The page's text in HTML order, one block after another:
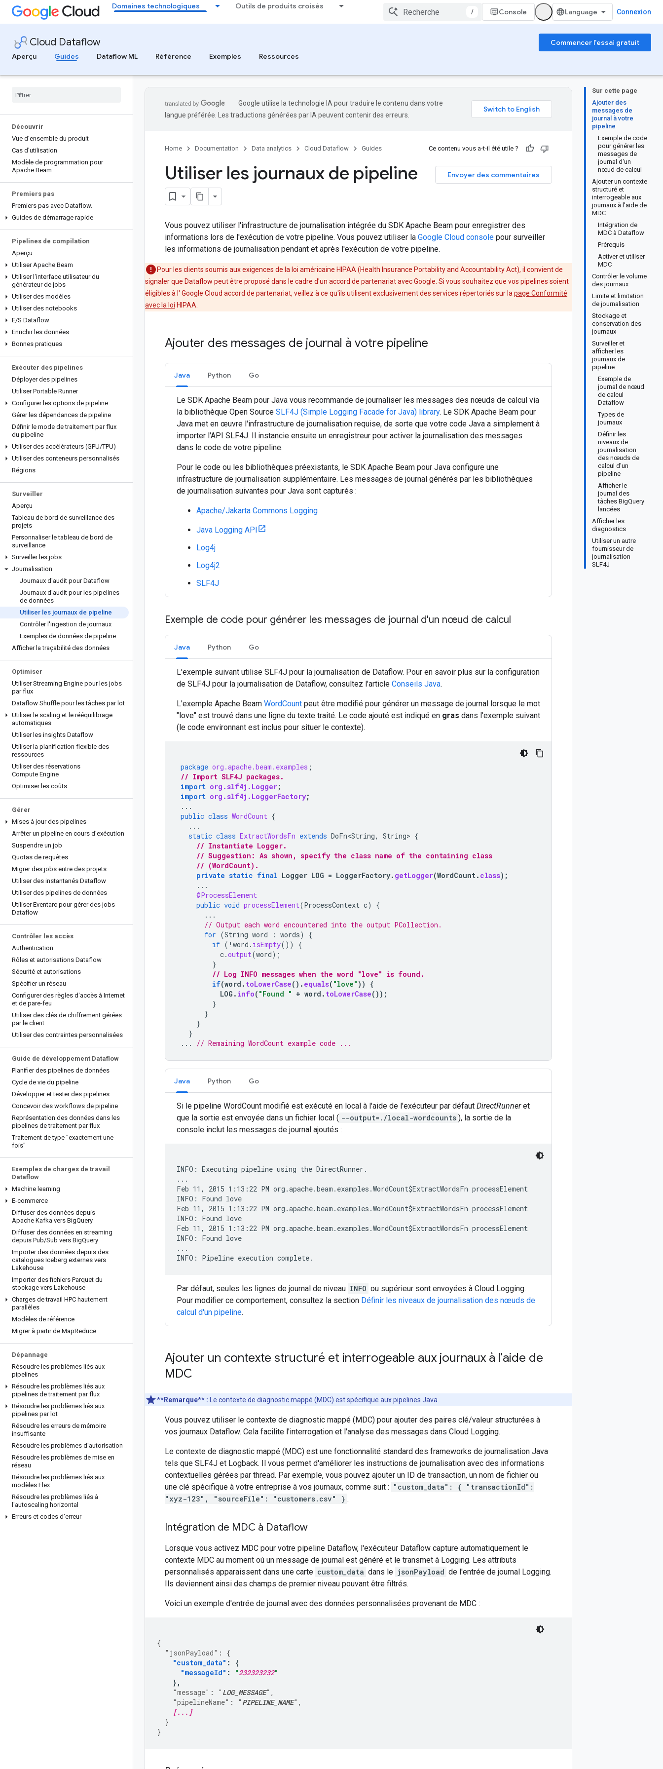
Domaines technologiques Outils de produits croisés
/ Console Connexion
Cloud Dataflow
Commencer l'essai gratuit
Aperçu
Guides Dataflow ML Référence Exemples Ressources
Découvrir
Vue d'ensemble du produit
Cas d'utilisation
Modèle de programmation pour
Apache Beam
Premiers pas
Premiers pas avec Dataflow.
Guides de démarrage rapide
Pipelines de compilation
Aperçu
Utiliser Apache Beam
Utiliser l'interface utilisateur du
générateur de jobs
Utiliser des modèles
Utiliser des notebooks
E/S Dataflow
Enrichir les données
Bonnes pratiques
Exécuter des pipelines
Déployer des pipelines
Utiliser Portable Runner
Configurer les options de pipeline
Gérer les dépendances de pipeline
Définir le mode de traitement par flux
du pipeline
Utiliser des accélérateurs (GPU/TPU)
Utiliser des conteneurs personnalisés
Régions
Surveiller
Aperçu
Tableau de bord de surveillance des
projets
Personnaliser le tableau de bord de
surveillance
Surveiller les jobs
Journalisation
Journaux d'audit pour Dataflow
Journaux d'audit pour les pipelines
de données
Utiliser les journaux de pipeline
Contrôler l'ingestion de journaux
Exemples de données de pipeline
Afficher la traçabilité des données
Optimiser
Utiliser Streaming Engine pour les jobs
par flux
Dataflow Shuffle pour les tâches par lot
Utiliser le scaling et le rééquilibrage
automatiques
Utiliser les insights Dataflow
Utiliser la planification flexible des
ressources
Utiliser des réservations
Compute Engine
Optimiser les coûts
Gérer
Mises à jour des pipelines
Arrêter un pipeline en cours d'exécution
Suspendre un job
Quotas de requêtes
Migrer des jobs entre des projets
Utiliser des instantanés Dataflow
Utiliser des pipelines de données
Utiliser Eventarc pour gérer des jobs
Dataflow
Contrôler les accès
Authentication
Rôles et autorisations Dataflow
Sécurité et autorisations
Spécifier un réseau
Configurer des règles d'accès à Internet
et de pare-feu
Utiliser des clés de chiffrement gérées
par le client
Utiliser des contraintes personnalisées
Guide de développement Dataflow
Planifier des pipelines de données
Cycle de vie du pipeline
Développer et tester des pipelines
Concevoir des workflows de pipeline
Représentation des données dans les
pipelines de traitement par flux
Traitement de type "exactement une
fois"
Exemples de charges de travail
Dataflow
Machine learning
E-commerce
Diffuser des données depuis
Apache Kafka vers BigQuery
Diffuser des données en streaming
depuis Pub/Sub vers BigQuery
Importer des données depuis des
catalogues Iceberg externes vers
Lakehouse
Importer des fichiers Parquet du
stockage vers Lakehouse
Charges de travail HPC hautement
parallèles
Modèles de référence
Migrer à partir de MapReduce
Dépannage
Résoudre les problèmes liés aux
pipelines
Résoudre les problèmes liés aux
pipelines de traitement par flux
Résoudre les problèmes liés aux
pipelines par lot
Résoudre les erreurs de mémoire
insuffisante
Résoudre les problèmes d'autorisation
Résoudre les problèmes de mise en
réseau
Résoudre les problèmes liés aux
modèles Flex
Résoudre les problèmes liés à
l'autoscaling horizontal
Erreurs et codes d'erreur
Sur cette page
Ajouter des
messages de
journal à votre
pipeline
Exemple de code
pour générer les
messages de
journal d'un
nœud de calcul
Ajouter un contexte
structuré et
interrogeable aux
journaux à l'aide de
MDC
Intégration de
MDC à Dataflow
Prérequis
Activer et utiliser
MDC
Contrôler le volume
des journaux
Limite et limitation
de journalisation
Stockage et
conservation des
journaux
Surveiller et
afficher les
journaux de
pipeline
Exemple de
journal de nœud
de calcul
Dataflow
Types de
journaux
Définir les
niveaux de
journalisation
des nœuds de
calcul d'un
pipeline
Afficher le
journal des
tâches BigQuery
lancées
Afficher les
diagnostics
Utiliser un autre
fournisseur de
journalisation
SLF4J
Google utilise la technologie IA pour traduire le contenu dans votre
langue préférée. Les traductions générées par IA peuvent contenir des erreurs.
Home Documentation Data analytics Cloud Dataflow Guides Ce contenu vous a-t-il été utile ?
Envoyer des commentaires
Utiliser les journaux de pipeline
Vous pouvez utiliser l'infrastructure de journalisation intégrée du SDK Apache Beam pour enregistrer des
informations lors de l'exécution de votre pipeline. Vous pouvez utiliser la Google Cloud console pour surveiller
les informations de journalisation pendant et après l'exécution de votre pipeline.
Pour les clients soumis aux exigences de la loi américaine HIPAA (Health Insurance Portability and Accountability Act), il convient de
signaler que Dataflow peut être proposé dans le cadre d'un accord de partenariat avec Google. Si vous souhaitez que vos pipelines soient
éligibles à l' Google Cloud accord de partenariat, veillez à ce qu'ils utilisent exclusivement des services répertoriés sur la page Conformité
avec la loi HIPAA.
Ajouter des messages de journal à votre pipeline
Java Python Go
Le SDK Apache Beam pour Java vous recommande de journaliser les messages des nœuds de calcul via
la bibliothèque Open Source SLF4J (Simple Logging Facade for Java) library. Le SDK Apache Beam pour
Java met en œuvre l'infrastructure de journalisation requise, de sorte que votre code Java a simplement à
importer l'API SLF4J. Il instancie ensuite un enregistreur pour activer la journalisation des messages
dans le code de votre pipeline.
Pour le code ou les bibliothèques préexistants, le SDK Apache Beam pour Java configure une
infrastructure de journalisation supplémentaire. Les messages de journal générés par les bibliothèques
de journalisation suivantes pour Java sont capturés :
Apache/Jakarta Commons Logging
Java Logging API
Log4j
Log4j2
SLF4J
Exemple de code pour générer les messages de journal d'un nœud de calcul
Java Python Go
L'exemple suivant utilise SLF4J pour la journalisation de Dataflow. Pour en savoir plus sur la configuration
de SLF4J pour la journalisation de Dataflow, consultez l'article Conseils Java.
L'exemple Apache Beam WordCount peut être modifié pour générer un message de journal lorsque le mot
"love" est trouvé dans une ligne du texte traité. Le code ajouté est indiqué en gras dans l'exemple suivant
(le code environnant est inclus pour situer le contexte).
package org.apache.beam.examples ;
// Import SLF4J packages.
import org.slf4j.Logger;
import org.slf4j.LoggerFactory;
...
public class WordCount {
...
static class ExtractWordsFn extends DoFn<String, String> {
// Instantiate Logger.
// Suggestion: As shown, specify the class name of the containing class
// (WordCount).
private static final Logger LOG = LoggerFactory. getLogger(WordCount. class);
...
@ProcessElement
public void processElement(ProcessContext c)
{
...
// Output each word encountered into the output PCollection.
for (String word : words)
{
if ( ! word . isEmpty())
{
c.output(word);
}
// Log INFO messages when the word "love" is found.
if(word . toLowerCase(). equals( "love" ))
{
LOG . info( "Found " + word . toLowerCase());
}
}
}
}
...
// Remaining WordCount example code ...
Java Python Go
Si le pipeline WordCount modifié est exécuté en local à l'aide de l'exécuteur par défaut DirectRunneret
que la sortie est envoyée dans un fichier local ( --output=./local-wordcounts ), la sortie de la
console inclut les messages de journal ajoutés :
INFO: Executing pipeline using the DirectRunner.
...
Feb 11, 2015 1:13:22 PM org.apache.beam.examples.WordCount$ExtractWordsFn processElement
INFO: Found love
Feb 11, 2015 1:13:22 PM org.apache.beam.examples.WordCount$ExtractWordsFn processElement
INFO: Found love
Feb 11, 2015 1:13:22 PM org.apache.beam.examples.WordCount$ExtractWordsFn processElement
INFO: Found love
...
Par défaut, seules les lignes de journal de niveau INFO ou supérieur sont envoyées à Cloud Logging.
Pour modifier ce comportement, consultez la section Définir les niveaux de journalisation des nœuds de
calcul d'un pipeline.
Ajouter un contexte structuré et interrogeable aux journaux à l'aide de
MDC
**Remarque** : Le contexte de diagnostic mappé (MDC) est spécifique aux pipelines Java.
Vous pouvez utiliser le contexte de diagnostic mappé (MDC) pour ajouter des paires clé/valeur structurées à
vos journaux Dataflow. Cela facilite l'interrogation et l'analyse des messages dans Cloud Logging.
Le contexte de diagnostic mappé (MDC) est une fonctionnalité standard des frameworks de journalisation Java
tels que SLF4J et Logback. Il vous permet d'améliorer les instructions de journalisation avec des informations
contextuelles gérées par thread. Par exemple, vous pouvez ajouter un ID de transaction, un nom de fichier ou
une clé spécifique à votre entreprise à vos journaux, comme suit : "custom_data": { "transactionId":
"xyz-123", "sourceFile": "customers.csv" } .
Intégration de MDC à Dataflow
Lorsque vous activez MDC pour votre pipeline Dataflow, l'exécuteur Dataflow capture automatiquement le
contexte MDC au moment où un message de journal est généré et le transmet à Logging. Les attributs
personnalisés apparaissent dans une carte custom_data dans le jsonPayload de l'entrée de journal Logging.
Ils deviennent ainsi des champs de premier niveau pouvant être filtrés.
Voici un exemple d'entrée de journal avec des données personnalisées provenant de MDC :
{
"jsonPayload" :
{
"custom_data" :
{
"messageId" : "232323232"
},
"message" : " LOG_MESSAGE" ,
"pipelineName" : " PIPELINE_NAME" ,
[...]
}
}